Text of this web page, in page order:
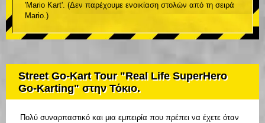
'Mario Kart'. (Δεν παρέχουμε ενοικίαση στολών από τη σειρά
Mario.)
Street Go-Kart Tour "Real Life SuperHero
Go-Karting" στην Τόκιο.
Πολύ συναρπαστικό και μια εμπειρία που πρέπει να έχετε όταν